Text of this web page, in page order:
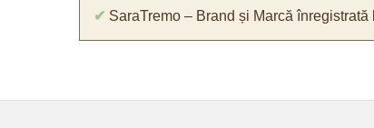
✔ SaraTremo – Brand și Marcă înregistrată